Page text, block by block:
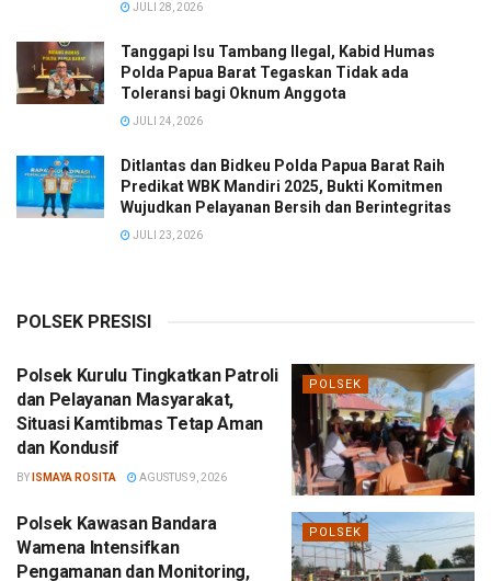
JULI 28, 2026
Tanggapi Isu Tambang Ilegal, Kabid Humas
Polda Papua Barat Tegaskan Tidak ada
Toleransi bagi Oknum Anggota
JULI 24, 2026
Ditlantas dan Bidkeu Polda Papua Barat Raih
Predikat WBK Mandiri 2025, Bukti Komitmen
Wujudkan Pelayanan Bersih dan Berintegritas
JULI 23, 2026
POLSEK PRESISI
POLSEK
Polsek Kurulu Tingkatkan Patroli
dan Pelayanan Masyarakat,
Situasi Kamtibmas Tetap Aman
dan Kondusif
BY ISMAYA ROSITA AGUSTUS 9, 2026
POLSEK
Polsek Kawasan Bandara
Wamena Intensifkan
Pengamanan dan Monitoring,